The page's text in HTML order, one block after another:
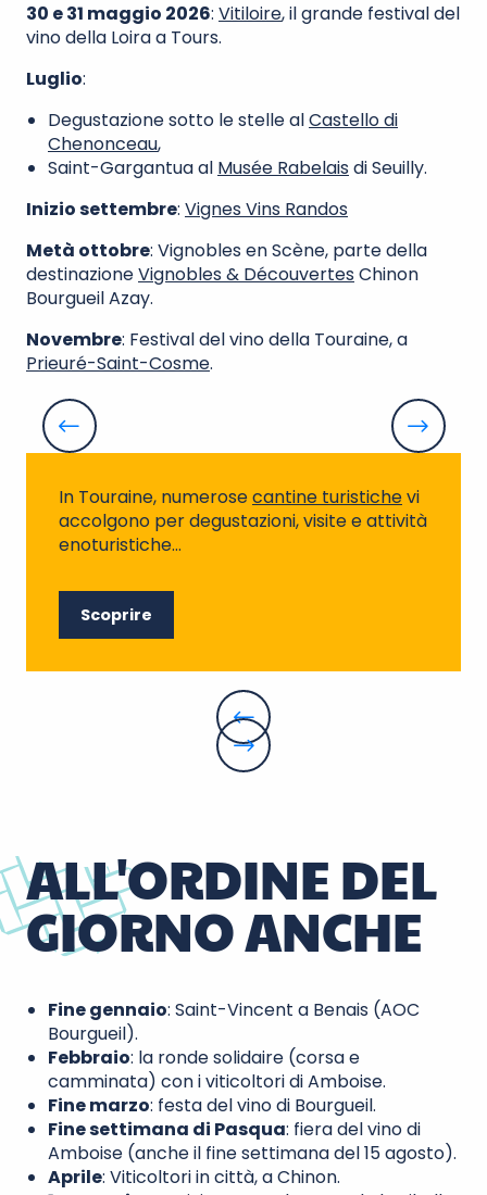
30 e 31 maggio 2026: Vitiloire, il grande festival del
vino della Loira a Tours.
Luglio:
Degustazione sotto le stelle alCastello di
Chenonceau,
Saint-Gargantua al Musée Rabelaisdi Seuilly.
Inizio settembre: Vignes Vins Randos
Metà ottobre: Vignobles en Scène, parte della
destinazioneVignobles & DécouvertesChinon
Bourgueil Azay.
Novembre: Festival del vino della Touraine, a
Prieuré-Saint-Cosme.
Picnic dei viticoltori indipendenti
In Touraine, numerosecantine turistichevi
accolgono per degustazioni, visite e attività
enoturistiche…
Scoprire
ALL'ORDINE DEL
GIORNO ANCHE
Fine gennaio: Saint-Vincent a Benais (AOC
Bourgueil).
Febbraio: la ronde solidaire (corsa e
camminata) con i viticoltori di Amboise.
Fine marzo: festa del vino di Bourgueil.
Fine settimana di Pasqua: fiera del vino di
Amboise (anche il fine settimana del 15 agosto).
Aprile: Viticoltori in città, a Chinon.